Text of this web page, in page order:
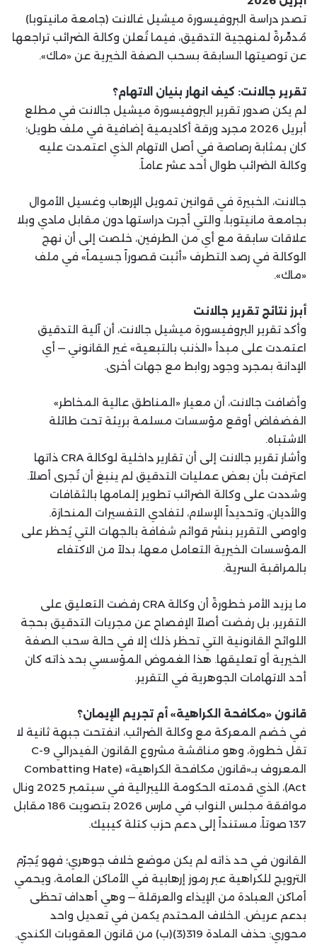
تصدر دراسة البروفيسورة ميشيل غالانت (جامعة مانيتوبا)
مُدمِّرةً لمنهجية التدقيق، فيما تُعلن وكالة الضرائب تراجعها
عن توصيتها السابقة بسحب الصفة الخيرية عن «ماك».
تقرير جالانت: كيف انهار بنيان الاتهام؟
لم يكن صدور تقرير البروفيسورة ميشيل جالانت في مطلع
أبريل 2026 مجرد ورقة أكاديمية إضافية في ملف طويل؛
كان بمثابة رصاصة في أصل الاتهام الذي اعتمدت عليه
وكالة الضرائب طوال أحد عشر عاماً.
جالانت، الخبيرة في قوانين تمويل الإرهاب وغسيل الأموال
بجامعة مانيتوبا، والتي أجرت دراستها دون مقابل مادي وبلا
علاقات سابقة مع أي من الطرفين، خلصت إلى أن نهج
الوكالة في رصد التطرف «أثبت قصوراً جسيماً» في ملف
«ماك».
أبرز نتائج تقرير جالانت
وأكد تقرير البروفيسورة ميشيل جالانت، أن آلية التدقيق
اعتمدت على مبدأ «الذنب بالتبعية» غير القانوني — أي
الإدانة بمجرد وجود روابط مع جهات أخرى.
وأضافت جالانت، أن معيار «المناطق عالية المخاطر»
الفضفاض أوقع مؤسسات مسلمة بريئة تحت طائلة
الاشتباه.
وأشار تقرير جالانت إلى أن تقارير داخلية لوكالة CRA ذاتها
اعترفت بأن بعض عمليات التدقيق لم ينبغ أن تُجرى أصلاً.
وشددت على وكالة الضرائب تطوير إلمامها بالثقافات
والأديان، وتحديداً الإسلام، لتفادي التفسيرات المنحازة.
واوصى التقرير بنشر قوائم شفافة بالجهات التي يُحظر على
المؤسسات الخيرية التعامل معها، بدلاً من الاكتفاء
بالمراقبة السرية.
ما يزيد الأمر خطورةً أن وكالة CRA رفضت التعليق على
التقرير، بل رفضت أصلاً الإفصاح عن مجريات التدقيق بحجة
اللوائح القانونية التي تحظر ذلك إلا في حالة سحب الصفة
الخيرية أو تعليقها. هذا الغموض المؤسسي بحد ذاته كان
أحد الاتهامات الجوهرية في التقرير.
قانون «مكافحة الكراهية» أم تجريم الإيمان؟
في خضم المعركة مع وكالة الضرائب، انفتحت جبهة ثانية لا
تقل خطورة، وهو مناقشة مشروع القانون الفيدرالي C-9
المعروف بـ«قانون مكافحة الكراهية» (Combatting Hate
Act)، الذي قدمته الحكومة الليبرالية في سبتمبر 2025 ونال
موافقة مجلس النواب في مارس 2026 بتصويت 186 مقابل
137 صوتاً، مستنداً إلى دعم حزب كتلة كيبيك.
القانون في حد ذاته لم يكن موضع خلاف جوهري؛ فهو يُجرّم
الترويج للكراهية عبر رموز إرهابية في الأماكن العامة، ويحمي
أماكن العبادة من الإيذاء والعرقلة — وهي أهداف تحظى
بدعم عريض. الخلاف المحتدم يكمن في تعديل واحد
محوري: حذف المادة 319(3)(ب) من قانون العقوبات الكندي.